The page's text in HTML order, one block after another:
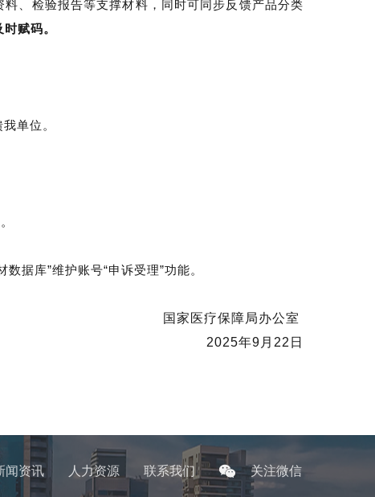
、检验报告等支撑材料，同时可同步反馈产品分类
赋码。
单位。
据库”维护账号“申诉受理”功能。
国家医疗保障局办公室
2025年9月22日
闻资讯 人力资源 联系我们 关注微信